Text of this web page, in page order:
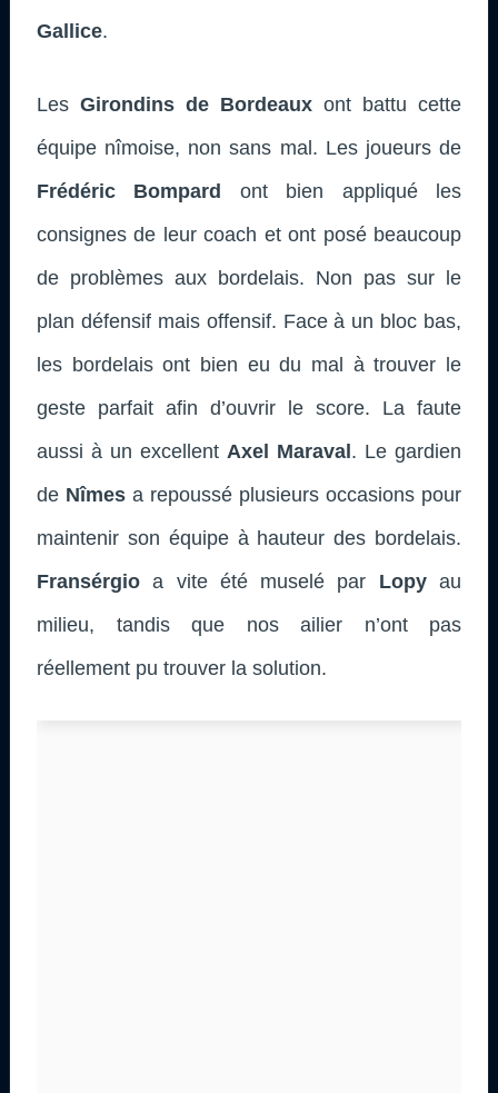
Gallice.
Les Girondins de Bordeaux ont battu cette
équipe nîmoise, non sans mal. Les joueurs de
Frédéric Bompard ont bien appliqué les
consignes de leur coach et ont posé beaucoup
de problèmes aux bordelais. Non pas sur le
plan défensif mais offensif. Face à un bloc bas,
les bordelais ont bien eu du mal à trouver le
geste parfait afin d’ouvrir le score. La faute
aussi à un excellent Axel Maraval. Le gardien
de Nîmes a repoussé plusieurs occasions pour
maintenir son équipe à hauteur des bordelais.
Fransérgio a vite été muselé par Lopyau
milieu, tandis que nos ailier n’ont pas
réellement pu trouver la solution.